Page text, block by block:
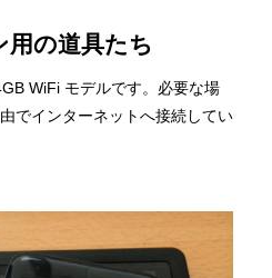
の道具たち
WiFi モデルです。必要な場
でインターネットへ接続してい